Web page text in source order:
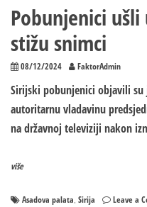
Pobunjenici
stižu snimci
08/12/2024 FaktorAdmin
Sirijski pobunjenici objavili
autoritarnu vladavinu
na državnoj televiziji nakon
više
Asadova palata, Sirija Leave a